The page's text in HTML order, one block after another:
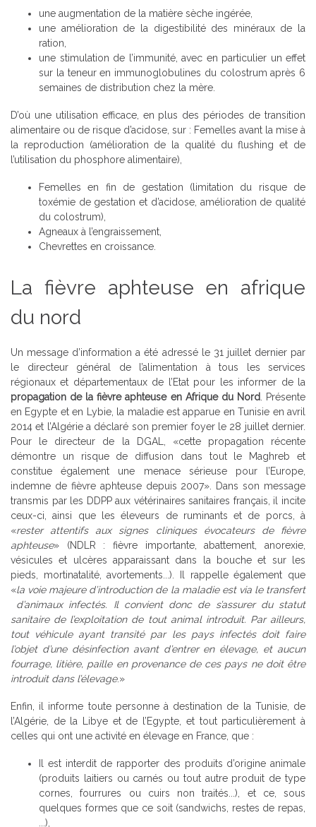
une augmentation de la matière sèche ingérée,
une amélioration de la digestibilité des minéraux de la
ration,
une stimulation de l’immunité, avec en particulier un effet
sur la teneur en immunoglobulines du colostrum après 6
semaines de distribution chez la mère.
D’où une utilisation efficace, en plus des périodes de transition
alimentaire ou de risque d’acidose, sur : Femelles avant la mise à
la reproduction (amélioration de la qualité du flushing et de
l’utilisation du phosphore alimentaire),
Femelles en fin de gestation (limitation du risque de
toxémie de gestation et d’acidose, amélioration de qualité
du colostrum),
Agneaux à l’engraissement,
Chevrettes en croissance.
La fièvre aphteuse en afrique
du nord
Un message d’information a été adressé le 31 juillet dernier par
le directeur général de l’alimentation à tous les services
régionaux et départementaux de l’Etat pour les informer de la
propagation de la fièvre aphteuse en Afrique du Nord. Présente
en Egypte et en Lybie, la maladie est apparue en Tunisie en avril
2014 et l’Algérie a déclaré son premier foyer le 28 juillet dernier.
Pour le directeur de la DGAL, «cette propagation récente
démontre un risque de diffusion dans tout le Maghreb et
constitue également une menace sérieuse pour l’Europe,
indemne de fièvre aphteuse depuis 2007». Dans son message
transmis par les DDPP aux vétérinaires sanitaires français, il incite
ceux-ci, ainsi que les éleveurs de ruminants et de porcs, à
«rester attentifs aux signes cliniques évocateurs de fièvre
aphteuse» (NDLR : fièvre importante, abattement, anorexie,
vésicules et ulcères apparaissant dans la bouche et sur les
pieds, mortinatalité, avortements...). Il rappelle également que
«la voie majeure d’introduction de la maladie est via le transfert
d’animaux infectés. Il convient donc de s’assurer du statut
sanitaire de l’exploitation de tout animal introduit. Par ailleurs,
tout véhicule ayant transité par les pays infectés doit faire
l’objet d’une désinfection avant d’entrer en élevage, et aucun
fourrage, litière, paille en provenance de ces pays ne doit être
introduit dans l’élevage.»
Enfin, il informe toute personne à destination de la Tunisie, de
l’Algérie, de la Libye et de l’Egypte, et tout particulièrement à
celles qui ont une activité en élevage en France, que :
Il est interdit de rapporter des produits d’origine animale
(produits laitiers ou carnés ou tout autre produit de type
cornes, fourrures ou cuirs non traités...), et ce, sous
quelques formes que ce soit (sandwichs, restes de repas,
...),